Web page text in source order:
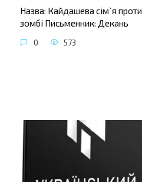
Назва: Кайдашева сім`я проти
зомбі Письменник: Декань
0 573